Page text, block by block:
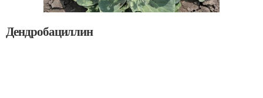
Дендробациллин